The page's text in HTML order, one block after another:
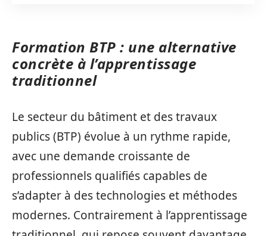
Formation BTP : une alternative
concrète à l’apprentissage
traditionnel
Le secteur du bâtiment et des travaux
publics (BTP) évolue à un rythme rapide,
avec une demande croissante de
professionnels qualifiés capables de
s’adapter à des technologies et méthodes
modernes. Contrairement à l’apprentissage